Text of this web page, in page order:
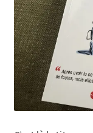
Links
My Account
Privacy Policy